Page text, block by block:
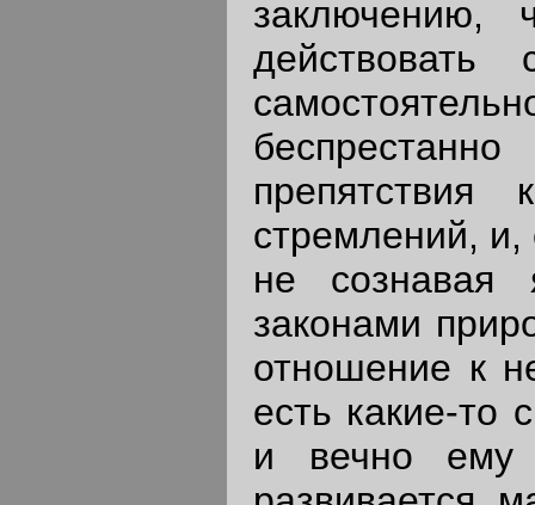
стремлений, и,
не
законами
отношение к
есть какие-то
и вечно ему